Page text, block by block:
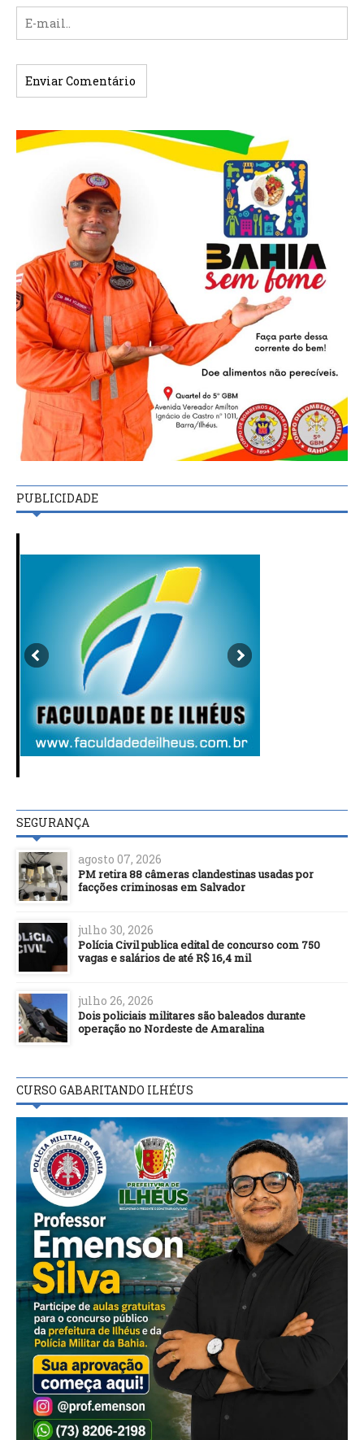
PUBLICIDADE
SEGURANÇA
agosto 07, 2026
PM retira 88 câmeras clandestinas usadas por
facções criminosas em Salvador
julho 30, 2026
Polícia Civil publica edital de concurso com 750
vagas e salários de até R$ 16,4 mil
julho 26, 2026
Dois policiais militares são baleados durante
operação no Nordeste de Amaralina
CURSO GABARITANDO ILHÉUS